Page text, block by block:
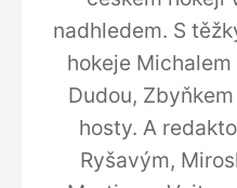
nadhledem. S
hokeje
Dudou,
hosty. A
Ryšavým,